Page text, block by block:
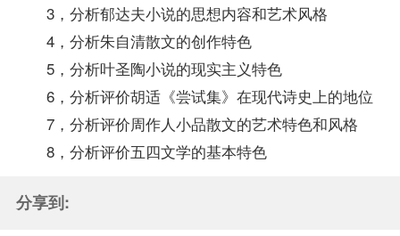
3，分析郁达夫小说的思想内容和艺术风格
4，分析朱自清散文的创作特色
5，分析叶圣陶小说的现实主义特色
6，分析评价胡适《尝试集》在现代诗史上的地位
7，分析评价周作人小品散文的艺术特色和风格
8，分析评价五四文学的基本特色
分享到: